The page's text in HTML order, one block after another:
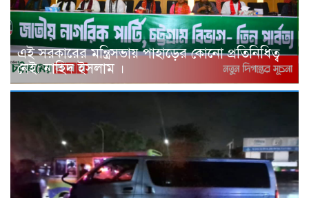
এই সরকারের মন্ত্রিসভায় পাহাড়ের কোনো প্রতিনিধিত্ব
নেই: নাহিদ ইসলাম ।